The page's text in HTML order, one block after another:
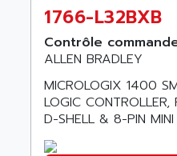
PB200
TSX COMPACT
984 SERIE
SIMODRIVE
TSX21
C350
15N
ACCU
ACCUCELL
ACCU-SORT
ACCUTRONICS
ACDC
1766-L32BXB
Contrôle
ALLEN BRADLEY
MICROLOGIX 1400
LOGIC
D-SHELL & 8-PIN MINI